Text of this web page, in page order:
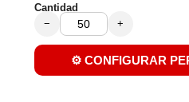
Cantidad
− +
⚙️ CONFIGURAR